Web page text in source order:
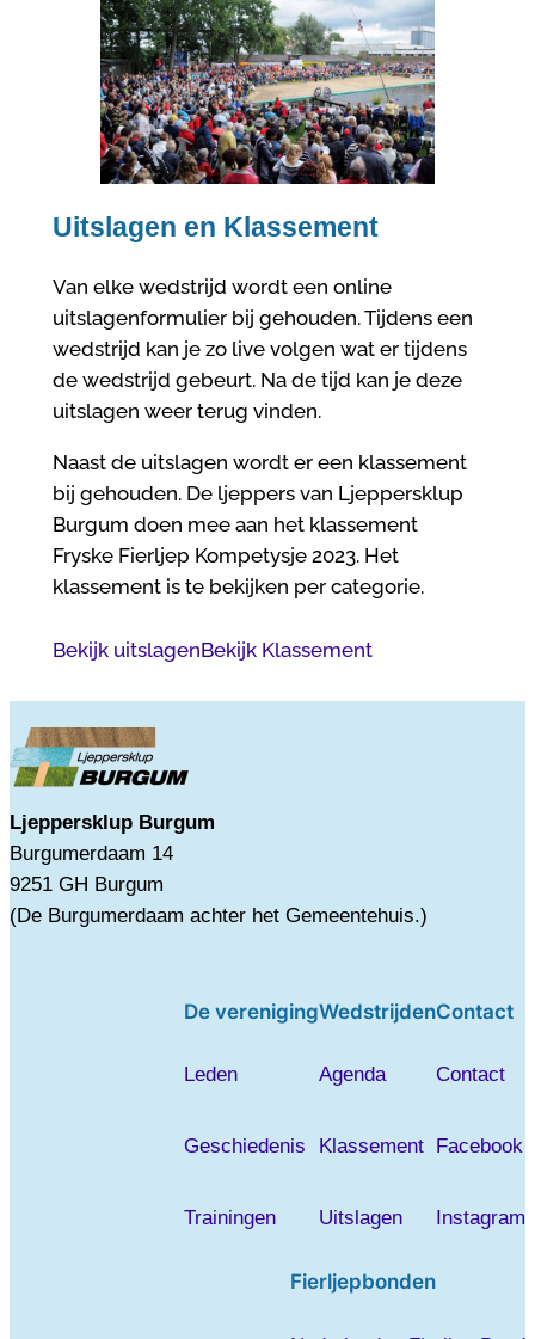
Uitslagen en Klassement
Van elke wedstrijd wordt een online
uitslagenformulier bij gehouden. Tijdens een
wedstrijd kan je zo live volgen wat er tijdens
de wedstrijd gebeurt. Na de tijd kan je deze
uitslagen weer terug vinden.
Naast de uitslagen wordt er een klassement
bij gehouden. De ljeppers van Ljeppersklup
Burgum doen mee aan het klassement
Fryske Fierljep Kompetysje 2023. Het
klassement is te bekijken per categorie.
Bekijk uitslagenBekijk Klassement
Ljeppersklup Burgum
Burgumerdaam 14
9251 GH Burgum
(De Burgumerdaam achter het Gemeentehuis.)
De vereniging
Leden
Geschiedenis
Trainingen
Wedstrijden
Agenda
Klassement
Uitslagen
Contact
Contact
Facebook
Instagram
Fierljepbonden